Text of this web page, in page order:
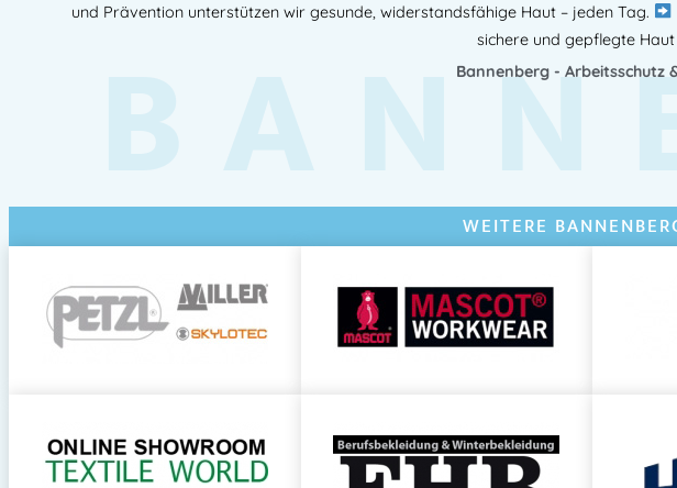
und Prävention unterstützen wir gesunde, widerstandsfähige Haut – jeden Tag.
sichere und gepflegte
Bannenberg - Arbeitsschutz
WEITERE